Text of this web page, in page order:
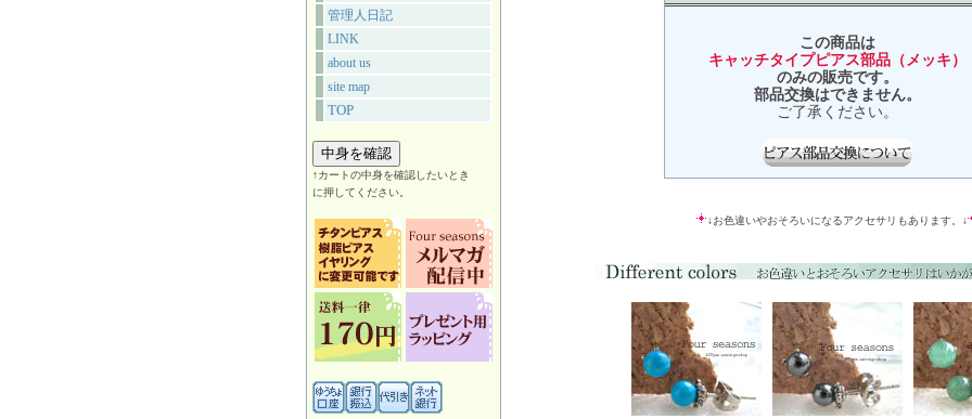
管理人日記
LINK
about us
site map
TOP
↑カートの中身を確認したいとき
に押してください。
この商品は
キャッチタイプピアス部品（メッキ）
のみの販売です。
部品交換はできません。
ご了承ください。
↓お色違いやおそろいになるアクセサリもあります。↓